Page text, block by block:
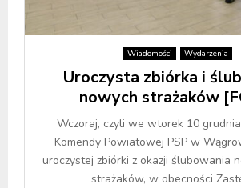
Wiadomości Wydarzenia
Uroczysta zbiórka i
nowych strażaków
Wczoraj, czyli we wtorek 10
Komendy Powiatowej PSP w
uroczystej zbiórki z okazji ślubowania
strażaków, w obecności